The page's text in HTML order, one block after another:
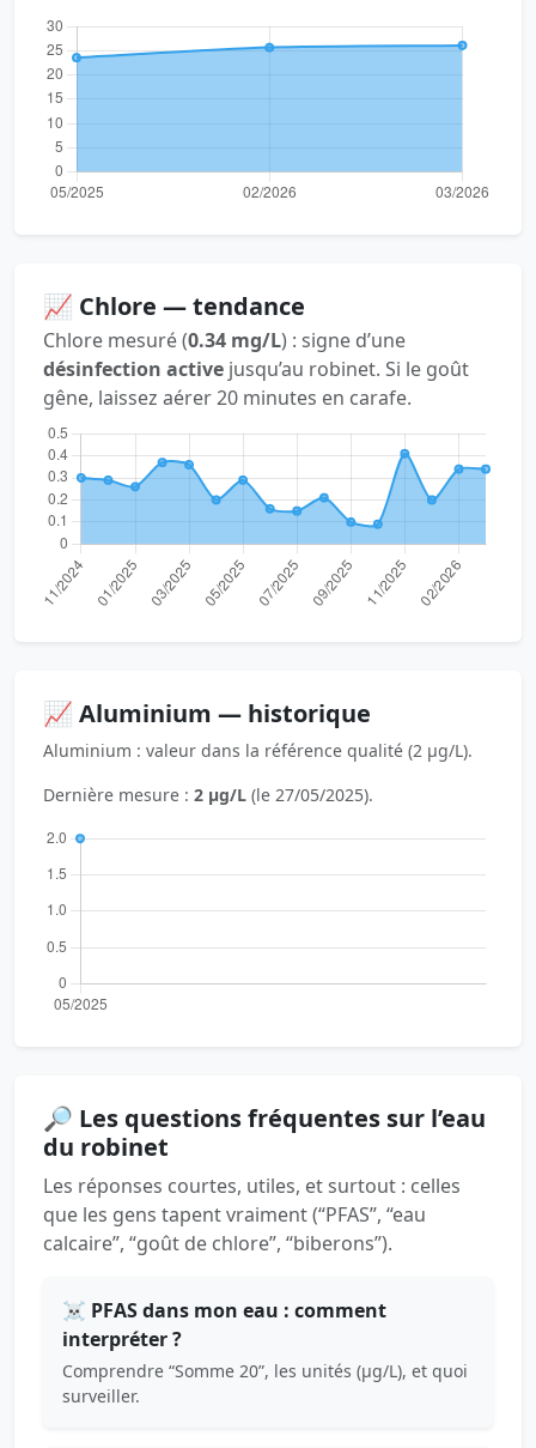
📈 Chlore — tendance
Chlore mesuré (0.34 mg/L) : signe d’une
désinfection active jusqu’au robinet. Si le goût
gêne, laissez aérer 20 minutes en carafe.
📈 Aluminium — historique
Aluminium : valeur dans la référence qualité (2 µg/L).
Dernière mesure : 2 µg/L (le 27/05/2025).
🔎 Les questions fréquentes sur l’eau
du robinet
Les réponses courtes, utiles, et surtout : celles
que les gens tapent vraiment (“PFAS”, “eau
calcaire”, “goût de chlore”, “biberons”).
☠️ PFAS dans mon eau : comment
interpréter ?
Comprendre “Somme 20”, les unités (µg/L), et quoi
surveiller.